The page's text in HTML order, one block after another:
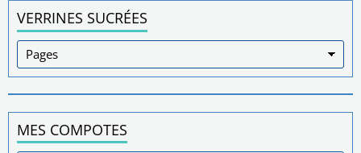
VERRINES SUCRÉES
MES COMPOTES